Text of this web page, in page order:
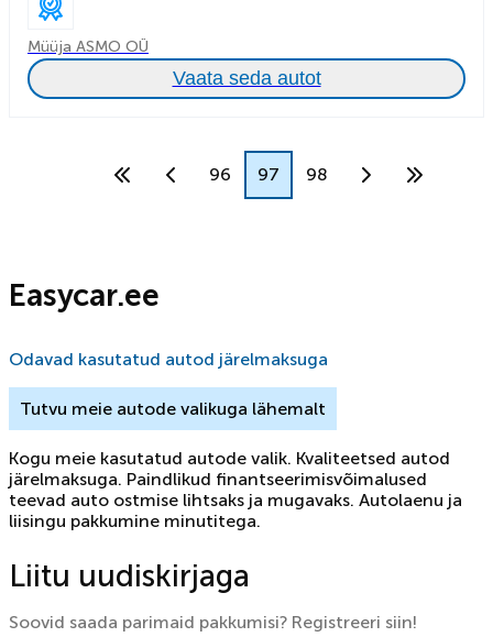
Müüja ASMO OÜ
Vaata seda autot
96 97 98
Easycar.ee
Odavad kasutatud autod järelmaksuga
Tutvu meie autode valikuga lähemalt
Kogu meie kasutatud autode valik. Kvaliteetsed autod
järelmaksuga. Paindlikud finantseerimisvõimalused
teevad auto ostmise lihtsaks ja mugavaks. Autolaenu ja
liisingu pakkumine minutitega.
Liitu uudiskirjaga
Soovid saada parimaid pakkumisi? Registreeri siin!